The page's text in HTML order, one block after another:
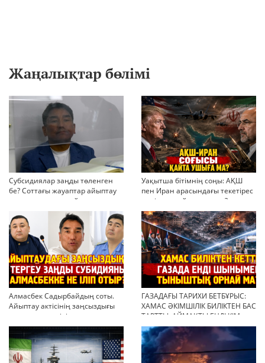
Жаңалықтар бөлімі
Субсидиялар заңды төленген
бе? Соттағы жауаптар айыптау
тұжырымдарын қайта қарауға
негіз бола ала ма?
Уақытша бітімнің соңы: АҚШ
пен Иран арасындағы текетірес
неліктен қайта ушықты?
Алмасбек Садырбайдың соты.
Айыптау актісінің заңсыздығы
мен қолдан өсірілген
миллиондар
ГАЗАДАҒЫ ТАРИХИ БЕТБҰРЫС:
ХАМАС ӘКІМШІЛІК БИЛІКТЕН БАС
ТАРТТЫ. АЙМАҚТЫ ЕНДІ КІМ
БАСҚАРАДЫ?